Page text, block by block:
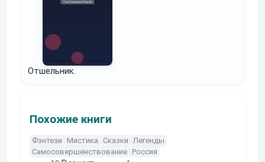
Отшельник.
Похожие книги
Фэнтези Мистика Сказки Легенды
Самосовершенствование Россия